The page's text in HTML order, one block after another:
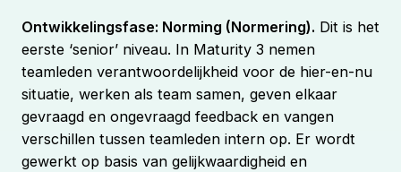
Ontwikkelingsfase: Norming (Normering). Dit is het
eerste ‘senior’ niveau. In Maturity 3 nemen
teamleden verantwoordelijkheid voor de hier-en-nu
situatie, werken als team samen, geven elkaar
gevraagd en ongevraagd feedback en vangen
verschillen tussen teamleden intern op. Er wordt
gewerkt op basis van gelijkwaardigheid en